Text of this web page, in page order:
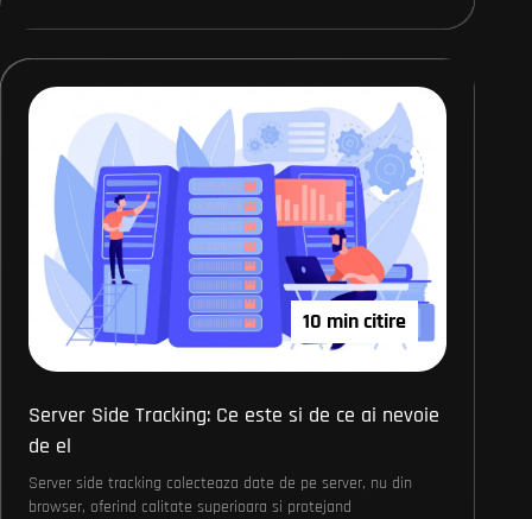
10 min citire
Server Side Tracking: Ce este si de ce ai nevoie
de el
Server side tracking colecteaza date de pe server, nu din
browser, oferind calitate superioara si protejand